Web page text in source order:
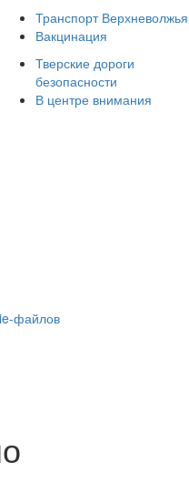
Транспорт Верхневолжья
Вакцинация
Тверские дороги
безопасности
В центре внимания
файлов